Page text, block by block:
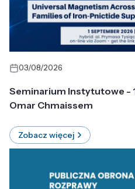
03/08/2026
Seminarium Instytutowe -
Omar Chmaissem
Zobacz więcej